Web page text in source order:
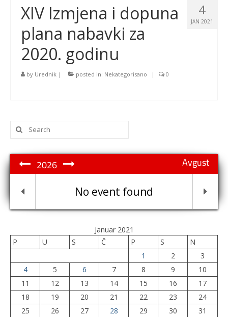
4
JAN 2021
XIV Izmjena i dopuna
plana nabavki za
2020. godinu
by Urednik | posted in: Nekategorisano | 0
Search
for:
Avgust
2026
No event found
Januar 2021
P
U S Č P S
N
1
2
3
4
5 6 7 8 9
10
11
12 13 14 15 16
17
18
19 20 21 22 23
24
25
26 27 28 29 30
31